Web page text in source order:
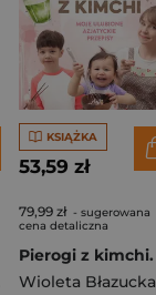
KSIĄŻKA
53,59 zł
79,99 zł - sugerowana
cena detaliczna
Wioleta Błazucka